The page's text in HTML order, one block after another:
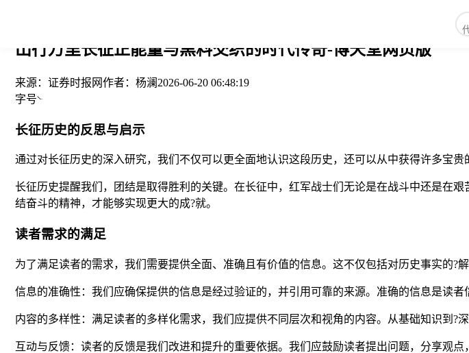
出行万里长征正能量与黑料交织的时代传奇-博天堂网页版
来源： 证券时报网作者： 杨澜 2026-06-20 06:48:19
字号
长征历史的反思与启示
通过对长征历史的深入研究，我们不仅可以更全面地认识这段历史，还可以从中获得许多宝贵
长征历史提醒我们，团结是取得胜利的关键。在长征中，红军战士们无论是在战斗中还是在
结奋斗的精神，才能够实现更大的成?就。
读者需求的满足
为了满足读者的需求，我们需要提供全面、准确且有价值的信息。这不仅包括对历史事实的?
信息的准确性：我们应确保提供的信息是经过验证的，并引用可靠的来源。准确的信息是读者
内容的多样性：满足读者的多样化需求，我们应提供不同层次和视角的内容。从基础知识到?
互动与反馈：读者的反馈是我们改进和提升的重要依据。我们应鼓励读者提出问题，分享观点